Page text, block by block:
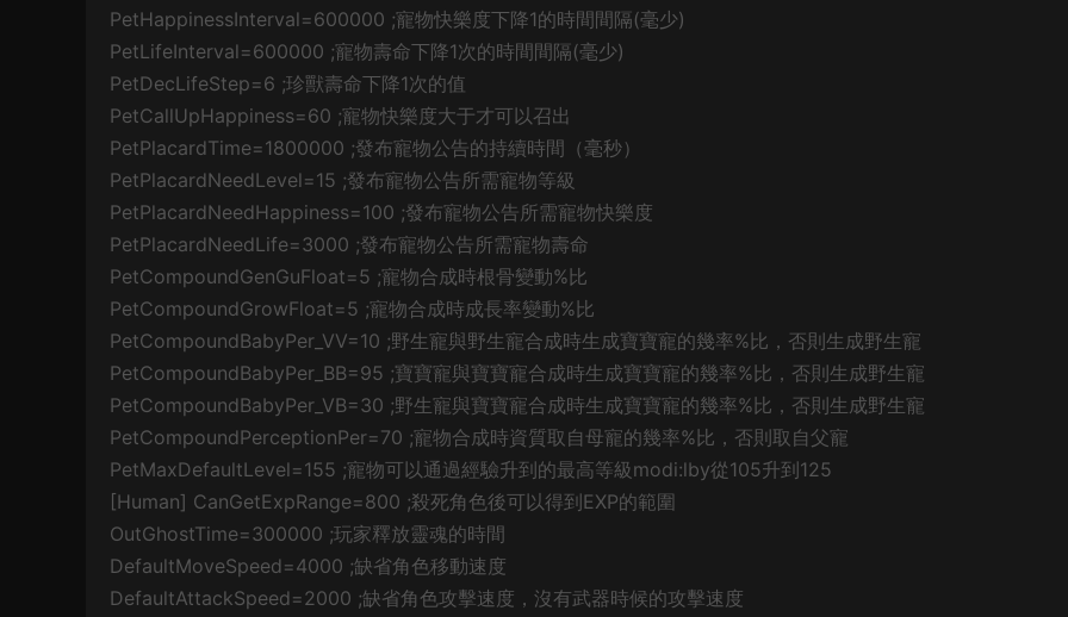
PetHappinessInterval=600000 ;寵物快樂度下降1的時間間隔(毫少)
PetLifeInterval=600000 ;寵物壽命下降1次的時間間隔(毫少)
PetDecLifeStep=6 ;珍獸壽命下降1次的值
PetCallUpHappiness=60 ;寵物快樂度大于才可以召出
PetPlacardTime=1800000 ;發布寵物公告的持續時間（毫秒）
PetPlacardNeedLevel=15 ;發布寵物公告所需寵物等級
PetPlacardNeedHappiness=100 ;發布寵物公告所需寵物快樂度
PetPlacardNeedLife=3000 ;發布寵物公告所需寵物壽命
PetCompoundGenGuFloat=5 ;寵物合成時根骨變動%比
PetCompoundGrowFloat=5 ;寵物合成時成長率變動%比
PetCompoundBabyPer_VV=10 ;野生寵與野生寵合成時生成寶寶寵的幾率%比，否則生成野生寵
PetCompoundBabyPer_BB=95 ;寶寶寵與寶寶寵合成時生成寶寶寵的幾率%比，否則生成野生寵
PetCompoundBabyPer_VB=30 ;野生寵與寶寶寵合成時生成寶寶寵的幾率%比，否則生成野生寵
PetCompoundPerceptionPer=70 ;寵物合成時資質取自母寵的幾率%比，否則取自父寵
PetMaxDefaultLevel=155 ;寵物可以通過經驗升到的最高等級modi:lby從105升到125
[Human] CanGetExpRange=800 ;殺死角色後可以得到EXP的範圍
OutGhostTime=300000 ;玩家釋放靈魂的時間
DefaultMoveSpeed=4000 ;缺省角色移動速度
DefaultAttackSpeed=2000 ;缺省角色攻擊速度，沒有武器時候的攻擊速度